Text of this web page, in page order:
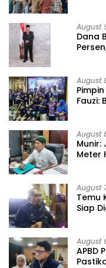
August
Dana
August
Fauzi:
August
Munir:
Meter
August
Temu
Siap
August
APBD